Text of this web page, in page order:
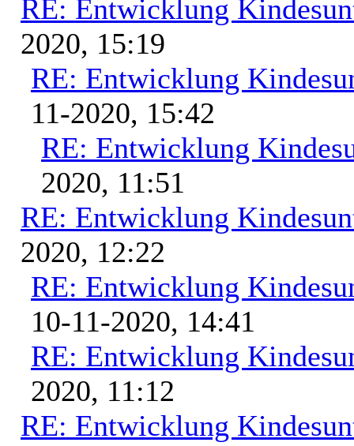
RE: Entwicklung
2020, 15:19
RE: Entwicklung
11-2020, 15:42
RE: Entwicklung
2020, 11:51
RE: Entwicklung
2020, 12:22
RE: Entwicklung
10-11-2020, 14:41
RE: Entwicklung
2020, 11:12
RE: Entwicklung